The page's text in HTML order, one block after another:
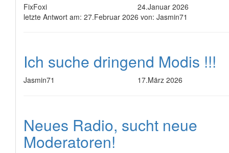
FixFoxi
24.Januar 2026
letzte Antwort am: 27.Februar 2026 von: Jasmin71
Ich suche dringend Modis !!!
Jasmin71 17.März 2026
Neues Radio, sucht neue
Moderatoren!